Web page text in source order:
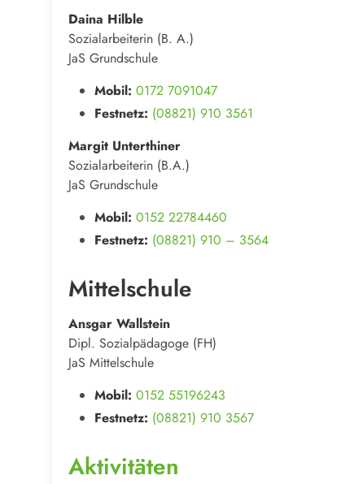
Daina Hilble
Sozialarbeiterin (B. A.)
JaS Grundschule
Mobil: 0172 7091047
Festnetz: (08821) 910 3561
Margit Unterthiner
Sozialarbeiterin (B.A.)
JaS Grundschule
Mobil: 0152 22784460
Festnetz: (08821) 910 – 3564
Mittelschule
Ansgar Wallstein
Dipl. Sozialpädagoge (FH)
JaS Mittelschule
Mobil: 0152 55196243
Festnetz: (08821) 910 3567
Aktivitäten